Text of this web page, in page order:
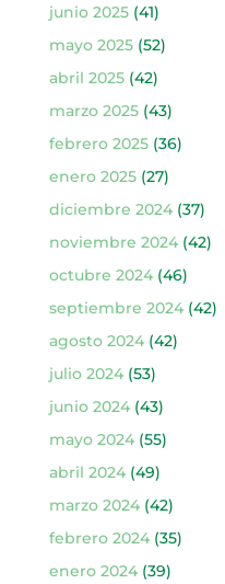
junio 2025(41)
mayo 2025(52)
abril 2025(42)
marzo 2025(43)
febrero 2025(36)
enero 2025(27)
diciembre 2024(37)
noviembre 2024(42)
octubre 2024(46)
septiembre 2024(42)
agosto 2024(42)
julio 2024(53)
junio 2024(43)
mayo 2024(55)
abril 2024(49)
marzo 2024(42)
febrero 2024(35)
enero 2024(39)